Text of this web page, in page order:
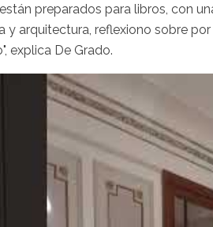
preparados para libros, con
y arquitectura, reflexiono sobre
explica De Grado.